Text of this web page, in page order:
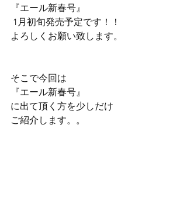
『エール新春号』
1月初旬発売予定です！！
よろしくお願い致します。
そこで今回は
『エール新春号』
に出て頂く方を少しだけ
ご紹介します。。